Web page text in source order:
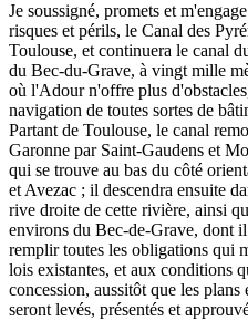
Je soussigné, promets et
risques et périls, le Canal des
Toulouse, et continuera le canal
du Bec-du-Grave, à vingt mille
où l'Adour n'offre plus
navigation de toutes sortes de
Partant de Toulouse, le canal
Garonne par Saint-Gaudens et
qui se trouve au bas du côté
et Avezac ; il descendra ensuite
rive droite de cette rivière, ainsi
environs du Bec-de-Grave, dont
remplir toutes les obligations qui
lois existantes, et aux conditions
concession, aussitôt que les
seront levés, présentés et